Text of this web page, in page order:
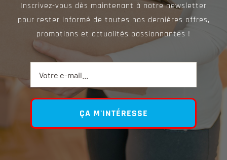
Inscrivez-vous dès maintenant à notre newsletter
pour rester informé de toutes nos dernières offres,
promotions et actualités passionnantes !
ÇA M'INTÉRESSE